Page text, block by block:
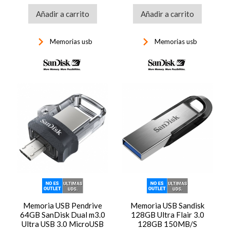
Añadir a carrito
keyboard_arrow_right Memorias usb
Añadir a carrito
keyboard_arrow_right Memorias usb
Memoria USB Pendrive
64GB SanDisk Dual m3.0
Ultra USB 3.0 MicroUSB
Memoria USB Sandisk
128GB Ultra Flair 3.0
128GB 150MB/S